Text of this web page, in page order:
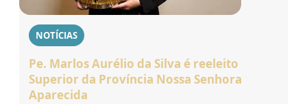
NOTÍCIAS
Pe. Marlos Aurélio da Silva é reeleito
Superior da Província Nossa Senhora
Aparecida